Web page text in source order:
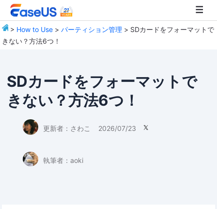
> How to Use >パーティション管理 > SDカードをフォーマットで
きない？方法6つ！
SDカードをフォーマットで
きない？方法6つ！
更新者： さわこ 2026/07/23 
執筆者： aoki